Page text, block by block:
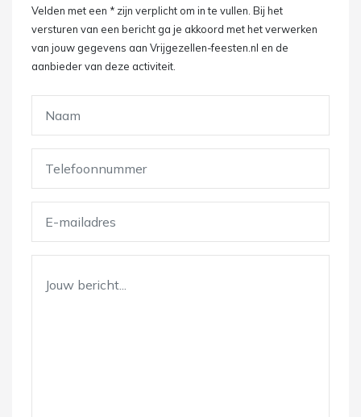
Velden met een * zijn verplicht om in te vullen. Bij het
versturen van een bericht ga je akkoord met het verwerken
van jouw gegevens aan Vrijgezellen-feesten.nl en de
aanbieder van deze activiteit.